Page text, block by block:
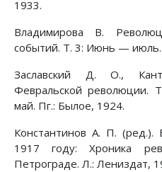
1933.
Владимирова В.
событий. Т. 3: Июнь — июль.
Заславский Д. О.,
Февральской
май. Пг.: Былое, 1924.
Константинов А. П. (ред.).
1917 году: Хроника
Петрограде. Л.: Лениздат,